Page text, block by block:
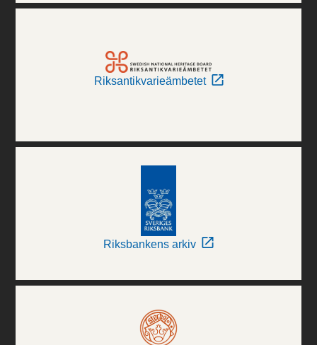
Riksantikvarieämbetet
Riksbankens arkiv